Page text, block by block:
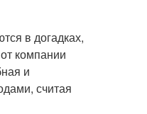
в догадках,
компании
и
считая